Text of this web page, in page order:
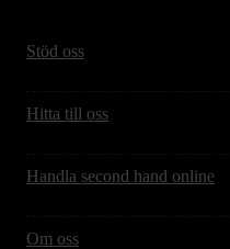
Stöd oss
Hitta till oss
Handla second hand online
Om oss